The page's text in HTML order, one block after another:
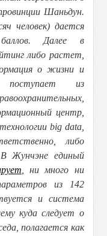
Шаньдун.
человек) дается
Далее в
либо растет,
о жизни и
поступает из
центр,
big data,
либо
Жунчэне единый
, ни много ни
из 142
и система
куда следует о
полагается как